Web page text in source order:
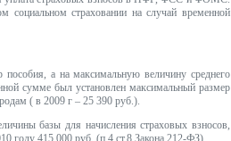
социальном страховании на случай временной
а на максимальную величину среднего
сумме был установлен максимальный размер
( в 2009 г – 25 390 руб.).
базы для начисления страховых взносов,
году 415 000 руб. (п.4 ст.8 Закона 212-ФЗ)